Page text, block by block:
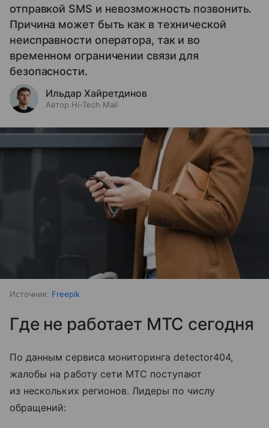
отправкой SMS и невозможность позвонить.
Причина может быть как в технической
неисправности оператора, так и во
временном ограничении связи для
безопасности.
Ильдар Хайретдинов
Автор Hi-Tech Mail
Источник: Freepik
Где не работает МТС сегодня
По данным сервиса мониторинга detector404,
жалобы на работу сети МТС поступают
из нескольких регионов. Лидеры по числу
обращений: